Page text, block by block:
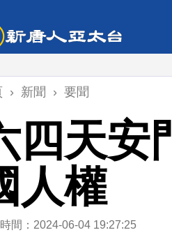
› 新聞 › 要聞
四天安
人權
間：2024-06-04 19:27:25